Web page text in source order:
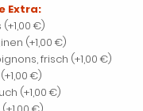
Extra:
(+1,00 €)
(+1,00 €)
frisch (+1,00 €)
(+1,00 €)
(+1,00 €)